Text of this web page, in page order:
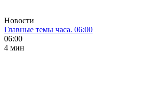
Новости
Главные темы часа. 06:00
06:00
4 мин